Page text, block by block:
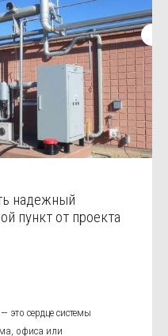
надежный
пункт от проекта
это сердце системы
офиса или